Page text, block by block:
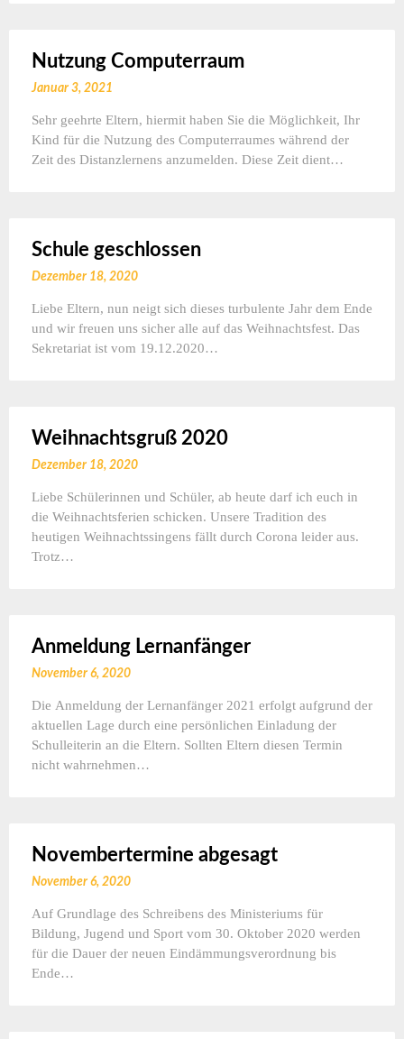
Nutzung Computerraum
Januar 3, 2021
Sehr geehrte Eltern, hiermit haben Sie die Möglichkeit, Ihr
Kind für die Nutzung des Computerraumes während der
Zeit des Distanzlernens anzumelden. Diese Zeit dient…
Schule geschlossen
Dezember 18, 2020
Liebe Eltern, nun neigt sich dieses turbulente Jahr dem Ende
und wir freuen uns sicher alle auf das Weihnachtsfest. Das
Sekretariat ist vom 19.12.2020…
Weihnachtsgruß 2020
Dezember 18, 2020
Liebe Schülerinnen und Schüler, ab heute darf ich euch in
die Weihnachtsferien schicken. Unsere Tradition des
heutigen Weihnachtssingens fällt durch Corona leider aus.
Trotz…
Anmeldung Lernanfänger
November 6, 2020
Die Anmeldung der Lernanfänger 2021 erfolgt aufgrund der
aktuellen Lage durch eine persönlichen Einladung der
Schulleiterin an die Eltern. Sollten Eltern diesen Termin
nicht wahrnehmen…
Novembertermine abgesagt
November 6, 2020
Auf Grundlage des Schreibens des Ministeriums für
Bildung, Jugend und Sport vom 30. Oktober 2020 werden
für die Dauer der neuen Eindämmungsverordnung bis
Ende…